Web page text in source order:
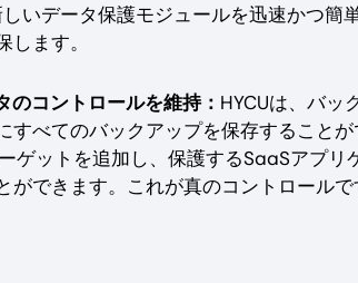
いデータ保護モジュールを迅速かつ簡
ます。
コントロールを維持： HYCUは、バッ
すべてのバックアップを保存すること
ゲットを追加し、保護するSaaSアプ
できます。これが真のコントロールで